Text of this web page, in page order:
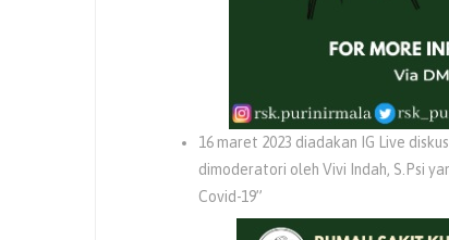
16 maret 2023 diadakan IG Live
dimoderatori oleh Vivi Indah, S.Psi
Covid-19”